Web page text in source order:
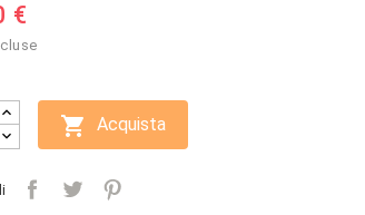
€
 Acquista